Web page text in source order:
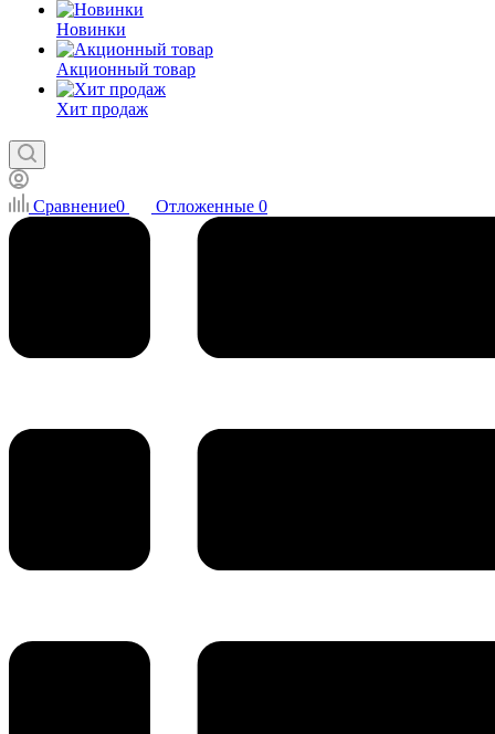
Новинки
Акционный товар
Хит продаж
Сравнение0 Отложенные 0